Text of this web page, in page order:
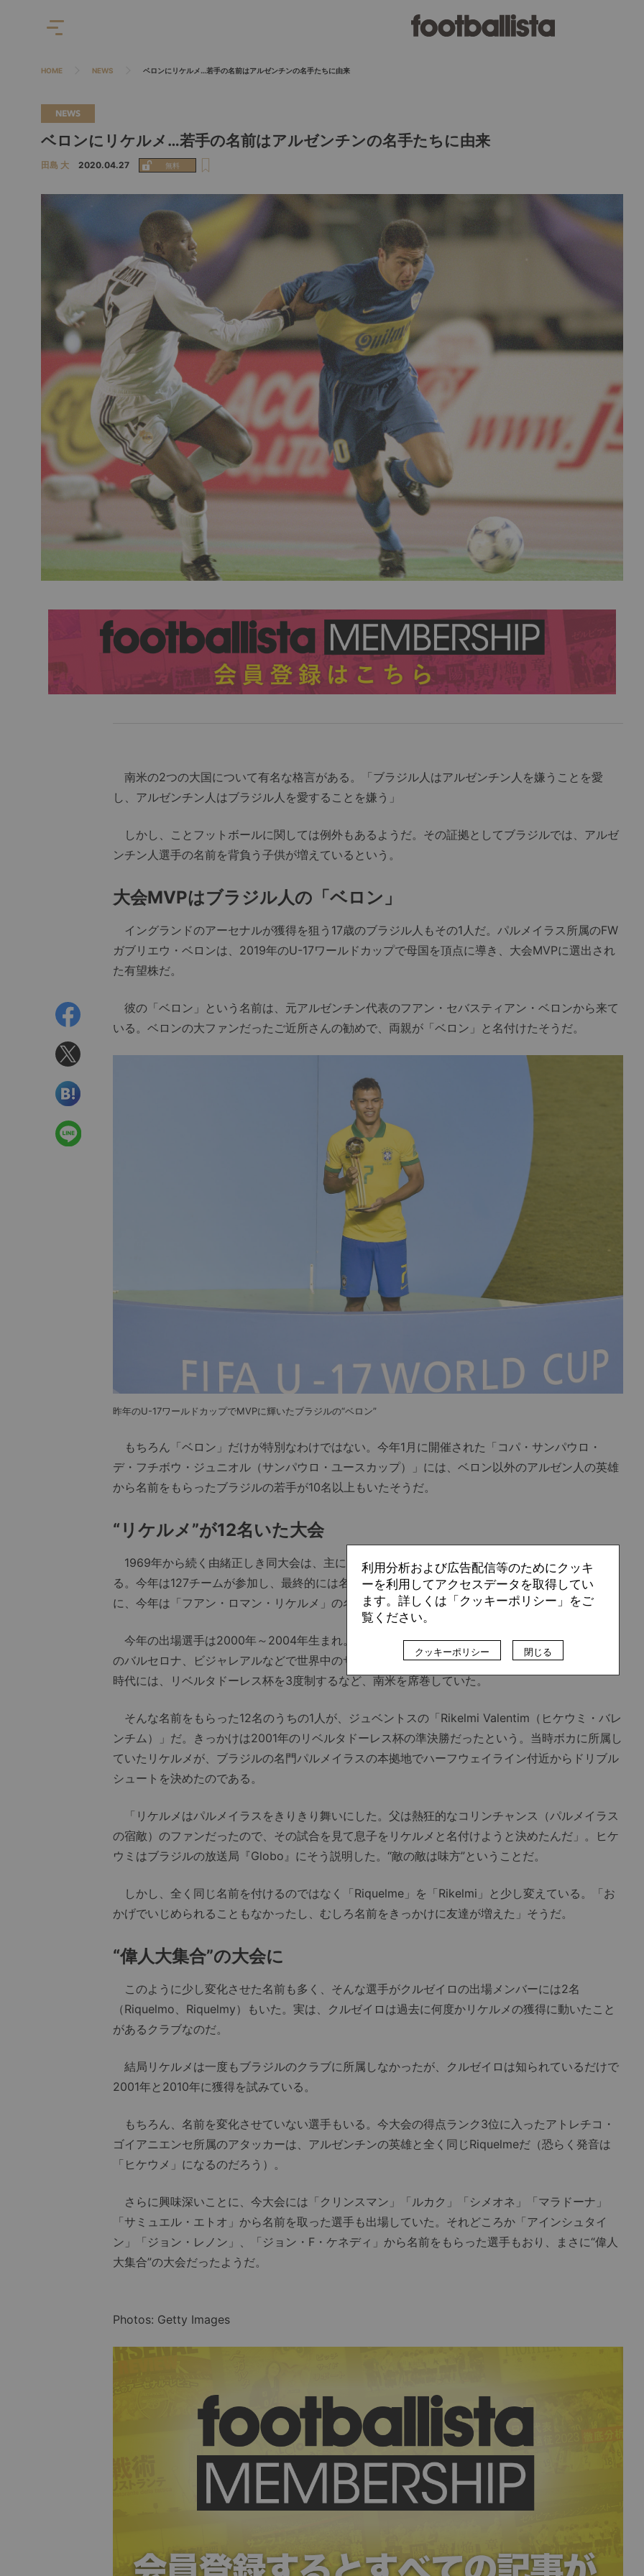
HOME NEWS ベロンにリケルメ…若手の名前はアルゼンチンの名手たちに由来
NEWS
ベロンにリケルメ…若手の名前はアルゼンチンの名手たちに由来
田島 大 2020.04.27
南米の2つの大国について有名な格言がある。「ブラジル人はアルゼンチン人を嫌うことを愛
し、アルゼンチン人はブラジル人を愛することを嫌う」
しかし、ことフットボールに関しては例外もあるようだ。その証拠としてブラジルでは、アルゼ
ンチン人選手の名前を背負う子供が増えているという。
大会MVPはブラジル人の「ベロン」
イングランドのアーセナルが獲得を狙う17歳のブラジル人もその1人だ。パルメイラス所属のFW
ガブリエウ・ベロンは、2019年のU-17ワールドカップで母国を頂点に導き、大会MVPに選出され
た有望株だ。
彼の「ベロン」という名前は、元アルゼンチン代表のフアン・セバスティアン・ベロンから来て
いる。ベロンの大ファンだったご近所さんの勧めで、両親が「ベロン」と名付けたそうだ。
昨年のU-17ワールドカップでMVPに輝いたブラジルの“ベロン”
もちろん「ベロン」だけが特別なわけではない。今年1月に開催された「コパ・サンパウロ・
デ・フチボウ・ジュニオル（サンパウロ・ユースカップ）」には、ベロン以外のアルゼン人の英雄
から名前をもらったブラジルの若手が10名以上もいたそうだ。
“リケルメ”が12名いた大会
1969年から続く由緒正しき同大会は、主にサンパウロ州のクラブからU-20世代の選手が出場す
る。今年は127チームが参加し、最終的には名門インテルナシオナウが頂点に立った。そんな大会
に、今年は「フアン・ロマン・リケルメ」の名前を付けた選手が12名もいたというのだ。
今年の出場選手は2000年～2004年生まれ。ちょうどリケルメがボカ・ジュニオールやスペイン
のバルセロナ、ビジャレアルなどで世界中のサッカーファンを魅了していた時代である。特にボカ
時代には、リベルタドーレス杯を3度制するなど、南米を席巻していた。
そんな名前をもらった12名のうちの1人が、ジュベントスの「Rikelmi Valentim（ヒケウミ・バレ
ンチム）」だ。きっかけは2001年のリベルタドーレス杯の準決勝だったという。当時ボカに所属し
ていたリケルメが、ブラジルの名門パルメイラスの本拠地でハーフウェイライン付近からドリブル
シュートを決めたのである。
「リケルメはパルメイラスをきりきり舞いにした。父は熱狂的なコリンチャンス（パルメイラス
の宿敵）のファンだったので、その試合を見て息子をリケルメと名付けようと決めたんだ」。ヒケ
ウミはブラジルの放送局『Globo』にそう説明した。“敵の敵は味方”ということだ。
しかし、全く同じ名前を付けるのではなく「Riquelme」を「Rikelmi」と少し変えている。「お
かげでいじめられることもなかったし、むしろ名前をきっかけに友達が増えた」そうだ。
“偉人大集合”の大会に
このように少し変化させた名前も多く、そんな選手がクルゼイロの出場メンバーには2名
（Riquelmo、Riquelmy）もいた。実は、クルゼイロは過去に何度かリケルメの獲得に動いたこと
があるクラブなのだ。
結局リケルメは一度もブラジルのクラブに所属しなかったが、クルゼイロは知られているだけで
2001年と2010年に獲得を試みている。
もちろん、名前を変化させていない選手もいる。今大会の得点ランク3位に入ったアトレチコ・
ゴイアニエンセ所属のアタッカーは、アルゼンチンの英雄と全く同じRiquelmeだ（恐らく発音は
「ヒケウメ」になるのだろう）。
さらに興味深いことに、今大会には「クリンスマン」「ルカク」「シメオネ」「マラドーナ」
「サミュエル・エトオ」から名前を取った選手も出場していた。それどころか「アインシュタイ
ン」「ジョン・レノン」、「ジョン・F・ケネディ」から名前をもらった選手もおり、まさに“偉人
大集合”の大会だったようだ。
Photos: Getty Images
利用分析および広告配信等のためにクッキ
ーを利用してアクセスデータを取得してい
ます。詳しくは「クッキーポリシー」をご
覧ください。
クッキーポリシー 閉じる